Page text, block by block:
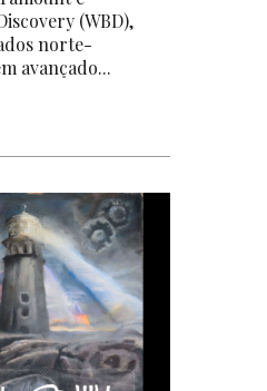
(WBD),
norte-
avançado...